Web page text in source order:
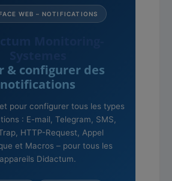
WEB – NOTIFICATIONS
Monitoring-
& configurer des
notifications
pour configurer tous les types
: E-mail, Telegram, SMS,
HTTP-Request, Appel
et Macros – pour tous les
appareils Didactum.